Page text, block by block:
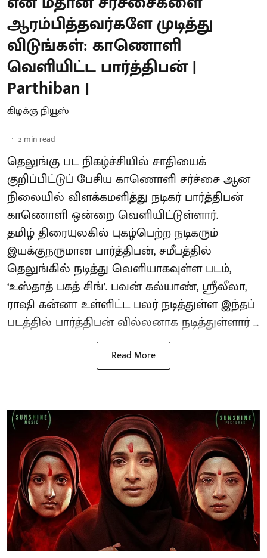
ஆரம்பித்தவர்களே முடித்து
விடுங்கள்: காணொளி
வெளியிட்ட பார்த்திபன் |
Parthiban |
கிழக்கு நியூஸ்
2 min read
தெலுங்கு பட நிகழ்ச்சியில் சாதியைக்
குறிப்பிட்டுப் பேசிய காணொளி சர்ச்சை ஆன
நிலையில் விளக்கமளித்து நடிகர் பார்த்திபன்
காணொளி ஒன்றை வெளியிட்டுள்ளார்.
தமிழ் திரையுலகில் புகழ்பெற்ற நடிகரும்
இயக்குநருமான பார்த்திபன், சமீபத்தில்
தெலுங்கில் நடித்து வெளியாகவுள்ள படம்,
‘உஸ்தாத் பகத் சிங்’. பவன் கல்யாண், ஸ்ரீலீலா,
ராஷி கன்னா உள்ளிட்ட பலர் நடித்துள்ள இந்தப்
படத்தில் பார்த்திபன் வில்லனாக நடித்துள்ளார் ...
Read More